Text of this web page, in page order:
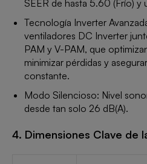
SEER de hasta 5.60 (Frío)
Tecnología Inverter
ventiladores DC Inverter
PAM y V-PAM, que
minimizar pérdidas y
constante.
Modo Silencioso: Nivel
desde tan solo 26 dB(A).
4. Dimensiones Clave de